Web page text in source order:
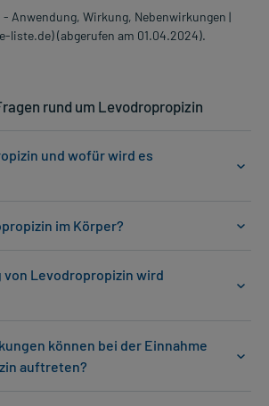
Anwendung, Wirkung, Nebenwirkungen |
liste.de) (abgerufen am 01.04.2024).
rund um Levodropropizin
und wofür wird es
im Körper?
von Levodropropizin wird
können bei der Einnahme
auftreten?